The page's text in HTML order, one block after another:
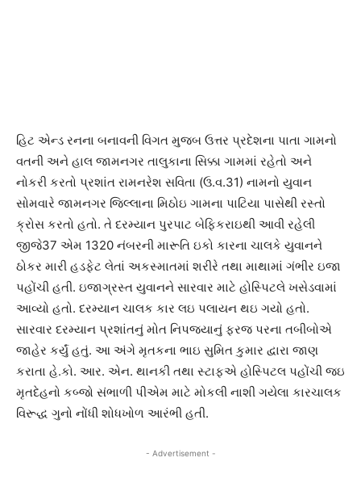
હિટ એન્ડ રનના બનાવની વિગત મુજબ ઉત્તર પ્રદેશના પાતા ગામનો
વતની અને હાલ જામનગર તાલુકાના સિક્કા ગામમાં રહેતો અને
નોકરી કરતો પ્રશાંત રામનરેશ સવિતા (ઉ.વ.31) નામનો યુવાન
સોમવારે જામનગર જિલ્લાના મિઠોઇ ગામના પાટિયા પાસેથી રસ્તો
ક્રોસ કરતો હતો. તે દરમ્યાન પુરપાટ બેફિકરાઇથી આવી રહેલી
જીજે37 એમ 1320 નંબરની મારૂતિ ઇકો કારના ચાલકે યુવાનને
ઠોકર મારી હડફેટ લેતાં અકસ્માતમાં શરીરે તથા માથામાં ગંભીર ઇજા
પહોંચી હતી. ઇજાગ્રસ્ત યુવાનને સારવાર માટે હોસ્પિટલે ખસેડવામાં
આવ્યો હતો. દરમ્યાન ચાલક કાર લઇ પલાયન થઇ ગયો હતો.
સારવાર દરમ્યાન પ્રશાંતનું મોત નિપજયાનું ફરજ પરના તબીબોએ
જાહેર કર્યું હતું. આ અંગે મૃતકના ભાઇ સુમિત કુમાર દ્વારા જાણ
કરાતા હે.કો. આર. એન. થાનકી તથા સ્ટાફએ હોસ્પિટલ પહોંચી જઇ
મૃતદેહનો કબ્જો સંભાળી પીએમ માટે મોકલી નાશી ગયેલા કારચાલક
વિરૂદ્ધ ગુનો નોંધી શોધખોળ આરંભી હતી.
- Advertisement -